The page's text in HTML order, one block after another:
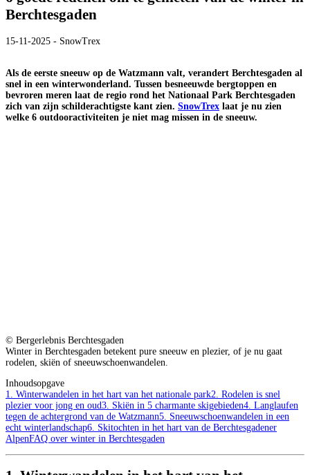
Berchtesgaden
15-11-2025 - SnowTrex
Als de eerste sneeuw op de Watzmann valt, verandert Berchtesgaden al
snel in een winterwonderland. Tussen besneeuwde bergtoppen en
bevroren meren laat de regio rond het Nationaal Park Berchtesgaden
zich van zijn schilderachtigste kant zien. SnowTrex laat je nu zien
welke 6 outdooractiviteiten je niet mag missen in de sneeuw.
© Bergerlebnis Berchtesgaden
Winter in Berchtesgaden betekent pure sneeuw en plezier, of je nu gaat
rodelen, skiën of sneeuwschoenwandelen.
Inhoudsopgave
1. Winterwandelen in het hart van het nationale park2. Rodelen is snel
plezier voor jong en oud3. Skiën in 5 charmante skigebieden4. Langlaufen
tegen de achtergrond van de Watzmann5. Sneeuwschoenwandelen in een
echt winterlandschap6. Skitochten in het hart van de Berchtesgadener
AlpenFAQ over winter in Berchtesgaden